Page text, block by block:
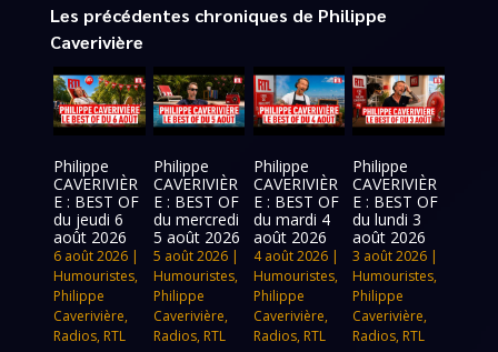
Les précédentes chroniques de Philippe
Caverivière
Philippe
CAVERIVIÈR
E : BEST OF
du jeudi 6
août 2026
6 août 2026 |
Humouristes,
Philippe
Caverivière,
Radios, RTL
Philippe
CAVERIVIÈR
E : BEST OF
du mercredi
5 août 2026
5 août 2026|
Humouristes,
Philippe
Caverivière,
Radios, RTL
Philippe
CAVERIVIÈR
E : BEST OF
du mardi 4
août 2026
4 août 2026|
Humouristes,
Philippe
Caverivière,
Radios, RTL
Philippe
CAVERIVIÈR
E : BEST OF
du lundi 3
août 2026
3 août 2026 |
Humouristes,
Philippe
Caverivière,
Radios, RTL